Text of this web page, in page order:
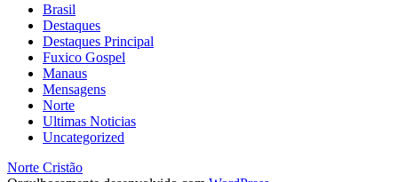
Brasil
Destaques
Destaques Principal
Fuxico Gospel
Manaus
Mensagens
Norte
Ultimas Noticias
Uncategorized
Norte Cristão